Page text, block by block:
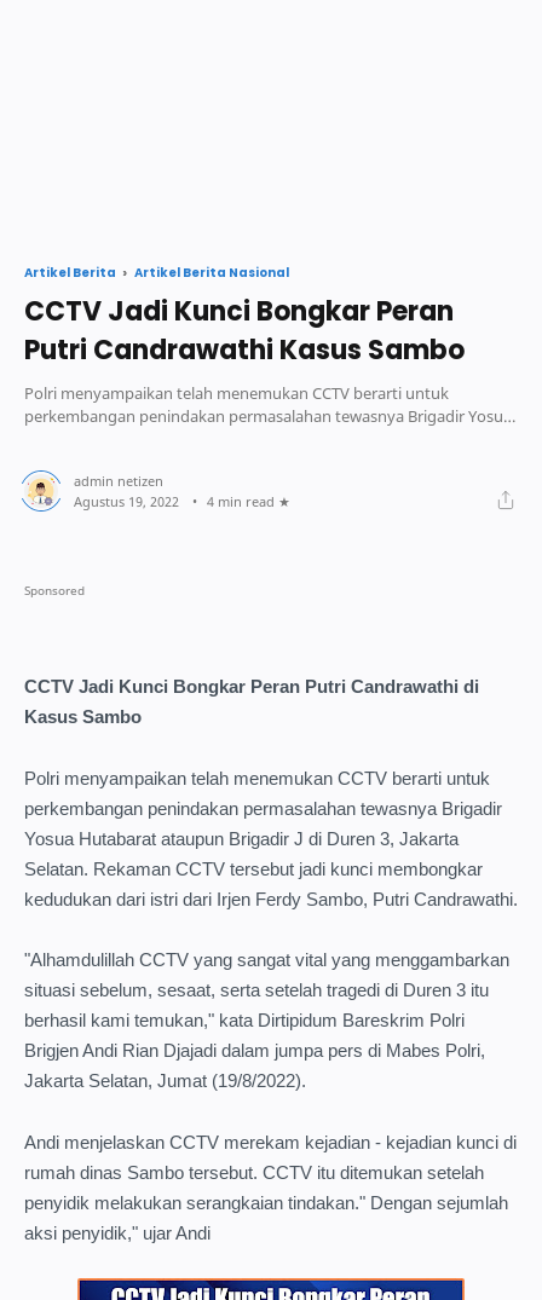
Artikel Berita Artikel Berita Nasional
CCTV Jadi Kunci Bongkar Peran
Putri Candrawathi Kasus Sambo
Polri menyampaikan telah menemukan CCTV berarti untuk
perkembangan penindakan permasalahan tewasnya Brigadir Yosua
4 min read
CCTV Jadi Kunci Bongkar Peran Putri Candrawathi di
Kasus Sambo
Polri menyampaikan telah menemukan CCTV berarti untuk
perkembangan penindakan permasalahan tewasnya Brigadir
Yosua Hutabarat ataupun Brigadir J di Duren 3, Jakarta
Selatan. Rekaman CCTV tersebut jadi kunci membongkar
kedudukan dari istri dari Irjen Ferdy Sambo, Putri Candrawathi.
"Alhamdulillah CCTV yang sangat vital yang menggambarkan
situasi sebelum, sesaat, serta setelah tragedi di Duren 3 itu
berhasil kami temukan," kata Dirtipidum Bareskrim Polri
Brigjen Andi Rian Djajadi dalam jumpa pers di Mabes Polri,
Jakarta Selatan, Jumat (19/8/2022).
Andi menjelaskan CCTV merekam kejadian - kejadian kunci di
rumah dinas Sambo tersebut. CCTV itu ditemukan setelah
penyidik melakukan serangkaian tindakan." Dengan sejumlah
aksi penyidik," ujar Andi